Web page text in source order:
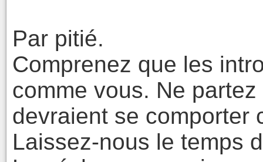
Par pitié.
Comprenez que les
comme vous. Ne
devraient se comporter
Laissez-nous le temps